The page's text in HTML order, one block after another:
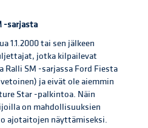
-sarjasta
1.1.2000 tai sen jälkeen
jotka kilpailevat
SM -sarjassa Ford Fiesta
ja eivät ole aiemmin
Star -palkintoa. Näin
on mahdollisuuksien
ajotaitojen näyttämiseksi.